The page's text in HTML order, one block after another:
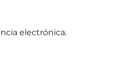
electrónica.